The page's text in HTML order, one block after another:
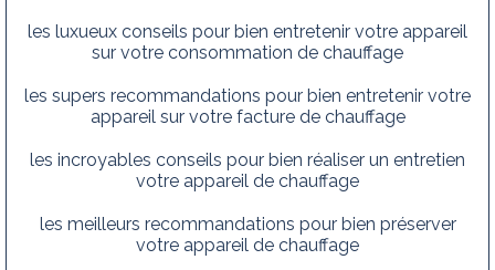
les luxueux conseils pour bien entretenir votre appareil
sur votre consommation de chauffage
les supers recommandations pour bien entretenir votre
appareil sur votre facture de chauffage
les incroyables conseils pour bien réaliser un entretien
votre appareil de chauffage
les meilleurs recommandations pour bien préserver
votre appareil de chauffage